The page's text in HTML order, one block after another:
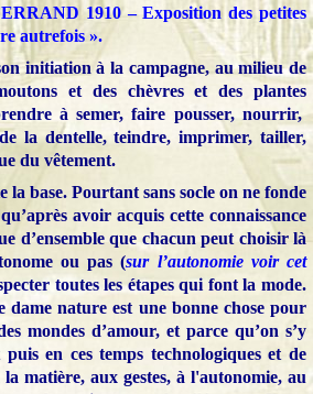
1910 – Exposition des petites
autrefois ».
initiation à la campagne, au milieu de
et des chèvres et des plantes
à semer, faire pousser, nourrir,
la dentelle, teindre, imprimer, tailler,
du vêtement.
base. Pourtant sans socle on ne fonde
avoir acquis cette connaissance
d’ensemble que chacun peut choisir là
ou pas (sur l’autonomie voir cet
toutes les étapes qui font la mode.
dame nature est une bonne chose pour
mondes d’amour, et parce qu’on s’y
en ces temps technologiques et de
matière, aux gestes, à l'autonomie, au